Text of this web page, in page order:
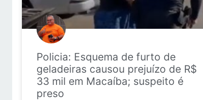
Policia: Esquema de furto de
geladeiras causou prejuízo de R$
33 mil em Macaíba; suspeito é
preso